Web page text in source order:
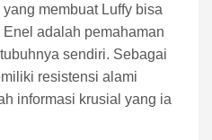
membuat Luffy bisa
adalah pemahaman
sendiri. Sebagai
resistensi alami
informasi krusial yang ia